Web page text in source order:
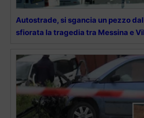
Autostrade, si sgancia un pezzo
sfiorata la tragedia tra Messina e